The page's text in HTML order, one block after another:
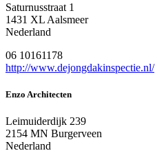
Saturnusstraat 1
1431 XL Aalsmeer
Nederland
06 10161178
http://www.dejongdakinspectie.nl/
Enzo Architecten
Leimuiderdijk 239
2154 MN Burgerveen
Nederland